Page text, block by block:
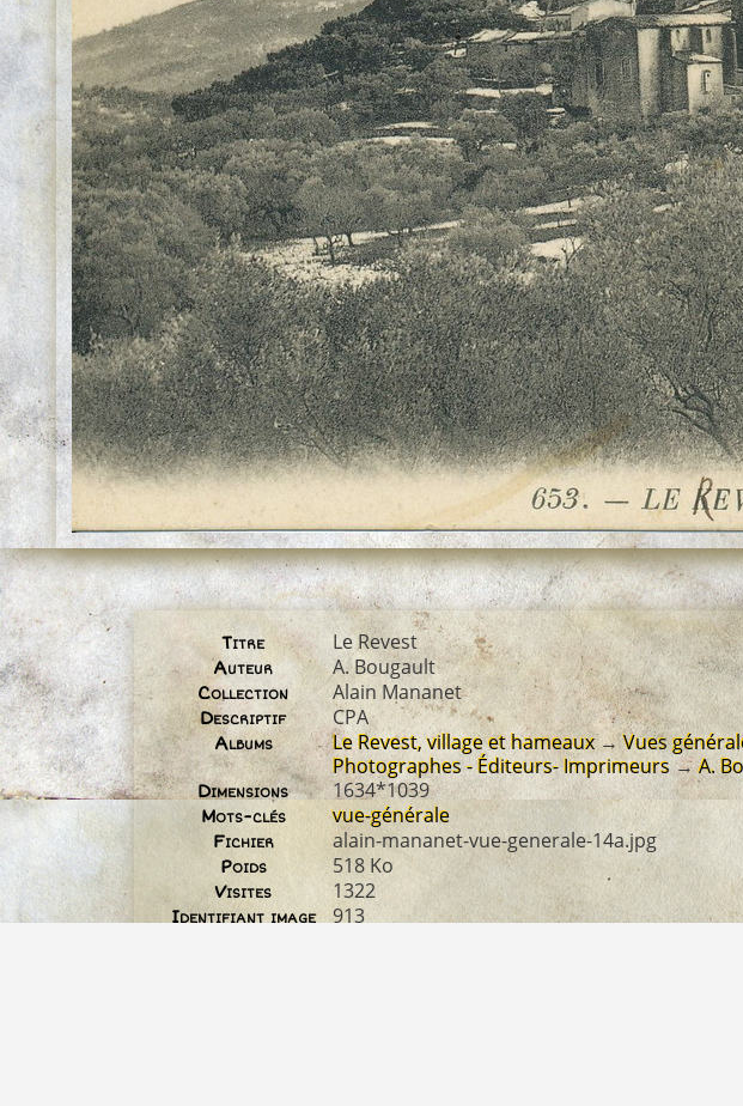
Titre Le Revest
Auteur A. Bougault
Collection Alain Mananet
Descriptif CPA
Albums Le Revest, village et hameaux→Vues
Photographes - Éditeurs- Imprimeurs→A.
Dimensions 1634*1039
Mots-clés vue-générale
Fichier alain-mananet-vue-generale-14a.jpg
Poids 518 Ko
Visites 1322
Identifiant image 913